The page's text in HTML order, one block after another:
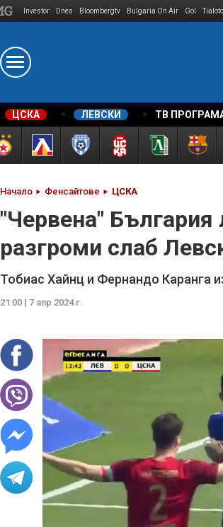
Investor Dnes Bloombergtv Bulgaria On Air Gol Tialoto
ЦСКА ЛЕВСКИ ТВ
Начало Фенсайтове ЦСКА
"Червена"
разгроми слаб
Тобиас Хайнц и Фернандо Каранга
21:00 | 7 апр 2024 г.